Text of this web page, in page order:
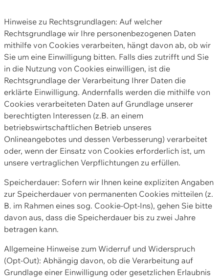
Hinweise zu Rechtsgrundlagen: Auf welcher
Rechtsgrundlage wir Ihre personenbezogenen Daten
mithilfe von Cookies verarbeiten, hängt davon ab, ob wir
Sie um eine Einwilligung bitten. Falls dies zutrifft und Sie
in die Nutzung von Cookies einwilligen, ist die
Rechtsgrundlage der Verarbeitung Ihrer Daten die
erklärte Einwilligung. Andernfalls werden die mithilfe von
Cookies verarbeiteten Daten auf Grundlage unserer
berechtigten Interessen (z.B. an einem
betriebswirtschaftlichen Betrieb unseres
Onlineangebotes und dessen Verbesserung) verarbeitet
oder, wenn der Einsatz von Cookies erforderlich ist, um
unsere vertraglichen Verpflichtungen zu erfüllen.
Speicherdauer: Sofern wir Ihnen keine expliziten Angaben
zur Speicherdauer von permanenten Cookies mitteilen (z.
B. im Rahmen eines sog. Cookie-Opt-Ins), gehen Sie bitte
davon aus, dass die Speicherdauer bis zu zwei Jahre
betragen kann.
Allgemeine Hinweise zum Widerruf und Widerspruch
(Opt-Out): Abhängig davon, ob die Verarbeitung auf
Grundlage einer Einwilligung oder gesetzlichen Erlaubnis